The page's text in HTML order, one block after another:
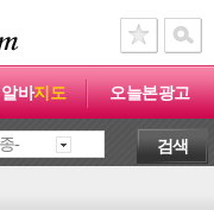
알바지도 오늘본광고
검색